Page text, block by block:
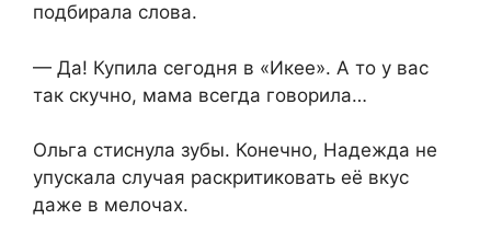
подбирала слова.
— Да! Купила сегодня в «Икее». А то у вас
так скучно, мама всегда говорила…
Ольга стиснула зубы. Конечно, Надежда не
упускала случая раскритиковать её вкус
даже в мелочах.